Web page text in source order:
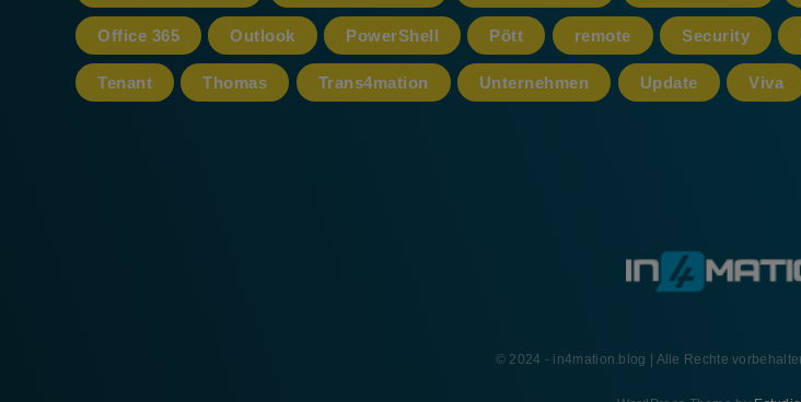
Office 365 Outlook PowerShell Pött remote Security
Tenant Thomas Trans4mation Unternehmen Update Viva
© 2024 - in4mation.blog | Alle Rechte